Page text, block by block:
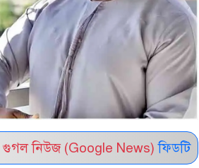
গুগল নিউজ (Google News) ফিডটি